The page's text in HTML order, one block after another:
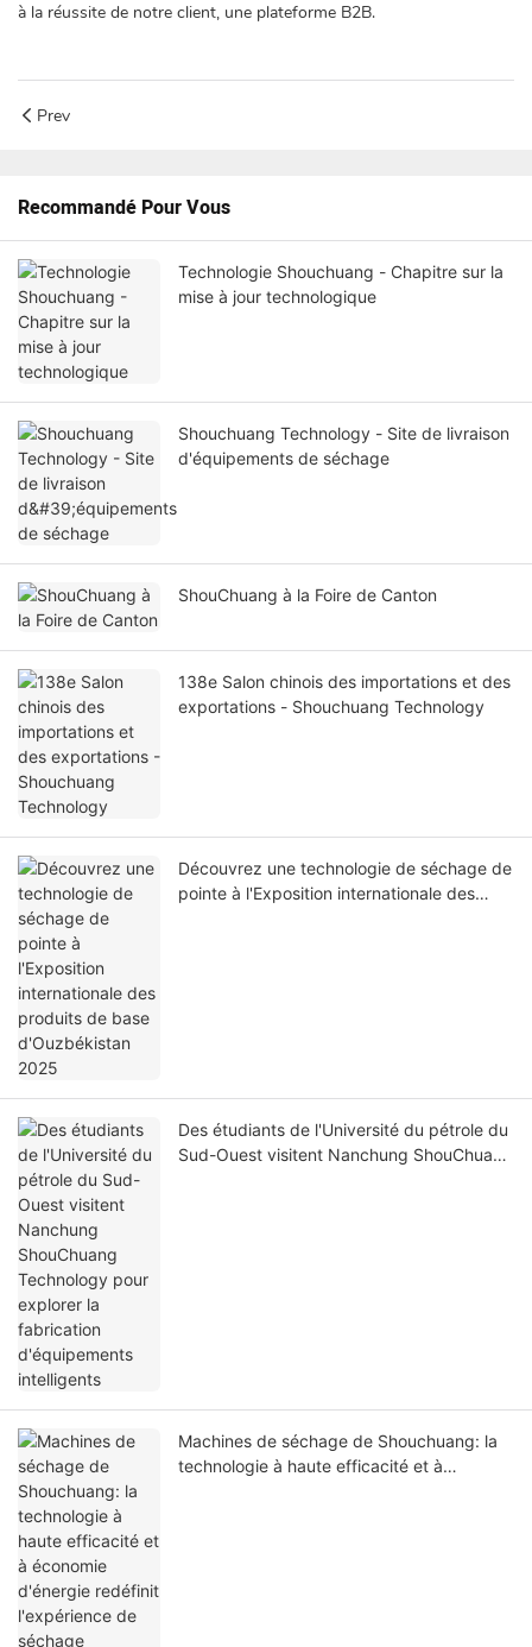
à la réussite de notre client, une plateforme B2B.
Prev
Recommandé Pour Vous
Technologie Shouchuang - Chapitre sur la
mise à jour technologique
Shouchuang Technology - Site de livraison
d'équipements de séchage
ShouChuang à la Foire de Canton
138e Salon chinois des importations et des
exportations - Shouchuang Technology
Découvrez une technologie de séchage de
pointe à l'Exposition internationale des
Des étudiants de l'Université du pétrole du
Sud-Ouest visitent Nanchung ShouChuang
Machines de séchage de Shouchuang: la
technologie à haute efficacité et à